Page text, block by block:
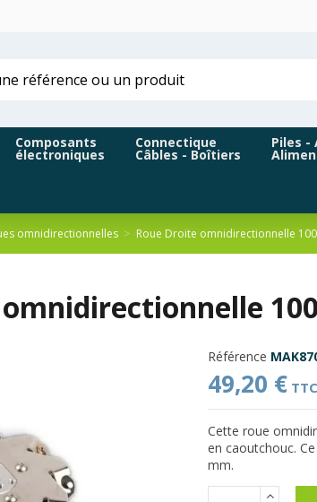
Composants
électroniques
Connectique
Câbles - Boîtiers
Piles -
omnidirectionnelles Roue Droite omnidirectionnelle
Référence
49,20 € TTC
Cette roue
en caoutchouc.
mm.